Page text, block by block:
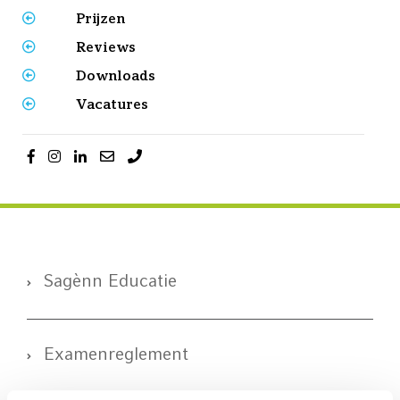
Prijzen
Reviews
Downloads
Vacatures
Sagènn Educatie
Examenreglement